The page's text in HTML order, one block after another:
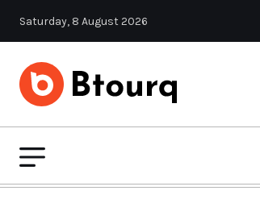
Saturday, 8 August 2026